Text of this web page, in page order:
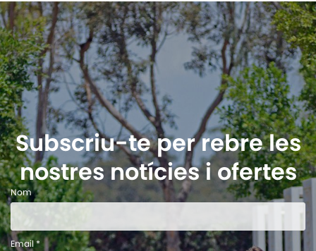
Subscriu-te per rebre les
nostres notícies i ofertes
Nom
Email *